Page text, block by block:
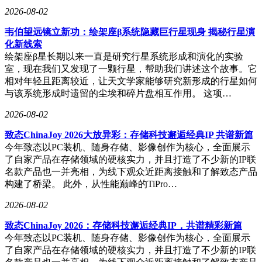
2026-08-02
韦伯望远镜立新功：绘架座β系统隐藏巨行星现身 揭秘行星演
化新线索
绘架座β星长期以来一直是研究行星系统形成和演化的实验
室，现在我们又发现了一颗行星，帮助我们讲述这个故事。它
相对年轻且距离较近，让天文学家能够研究新形成的行星如何
与该系统形成时遗留的尘埃和碎片盘相互作用。 这项…
2026-08-02
致态ChinaJoy 2026大放异彩：存储科技邂逅经典IP 共谱新篇
今年致态以PC装机、随身存储、影像创作为核心，全面展示
了自家产品在存储领域的硬核实力，并且打造了不少新的IP联
名款产品也一并亮相，为线下观众近距离接触和了解致态产品
构建了桥梁。 此外，从性能巅峰的TiPro…
2026-08-02
致态ChinaJoy 2026：存储科技邂逅经典IP，共谱精彩新篇
今年致态以PC装机、随身存储、影像创作为核心，全面展示
了自家产品在存储领域的硬核实力，并且打造了不少新的IP联